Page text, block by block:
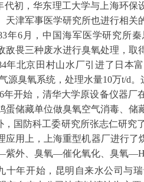
代初，华东理工大学与上海环保
天津军事医学研究所也进行相关
年6月，中国海军医学研究所
敌畏三种废水进行臭氧处理，
年北京田村山水厂引进了日本
源臭氧系统，处理水量10万t/d。
年开始，清华大学原设备仪器厂
蛋储藏单位做臭氧空气消毒、储
国防科工委研究所张志仁研究
应用上，上海重型机器厂进行
紫外、臭氧—催化氧化、臭氧
年开始，昆明自来水公司与瑞